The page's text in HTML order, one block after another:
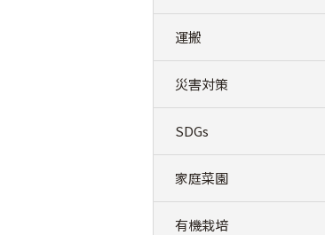
運搬
災害対策
SDGs
家庭菜園
有機栽培